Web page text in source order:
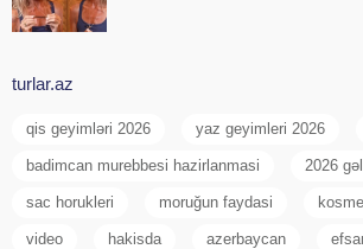
turlar.az
qis geyimləri 2026 yaz geyimleri 2026
badimcan murebbesi hazirlanmasi 2026
sac horukleri moruğun faydasi
video hakisda azerbaycan